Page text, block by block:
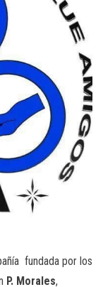
fundada por los
P. Morales,